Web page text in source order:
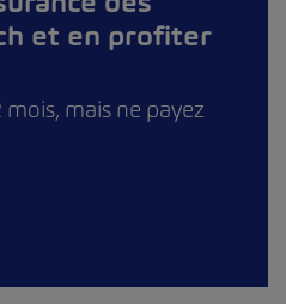
et en profiter
mais ne payez